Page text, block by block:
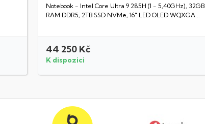
Rychlý náhled
Notebook - Intel Core Ultra 9 285H (1 - 5,40GHz), 32GB
RAM DDR5, 2TB SSD NVMe, 16" LED OLED WQXGA...
44 250 Kč
K dispozici